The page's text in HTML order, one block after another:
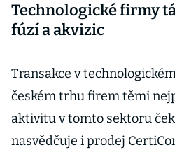
Technologické firmy
fúzí a akvizic
Transakce v
českém trhu firem těmi
aktivitu v tomto sektoru
nasvědčuje i prodej